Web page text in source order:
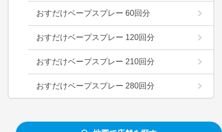
おすだけベープスプレー 60回分
おすだけベープスプレー 120回分
おすだけベープスプレー 210回分
おすだけベープスプレー 280回分